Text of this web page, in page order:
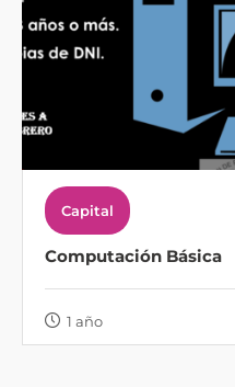
Capital
Computación Básica
1 año